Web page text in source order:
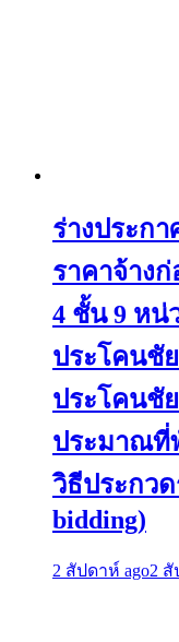
ร่างประกา
ราคาจ้าง
4 ชั้น 9 หน่
ประโคนชั
ประโคนชั
ประมาณที่
วิธีประกว
bidding)
2 สัปดาห์ ago2 สั